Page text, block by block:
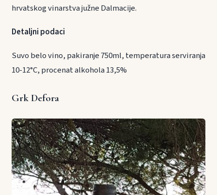
hrvatskog vinarstva južne Dalmacije.
Detaljni podaci
Suvo belo vino, pakiranje 750ml, temperatura serviranja
10-12°C, procenat alkohola 13,5%
Grk Defora